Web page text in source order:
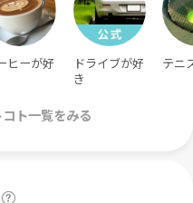
ヒーが好
ドライブが好
き
テニ
ト一覧をみる